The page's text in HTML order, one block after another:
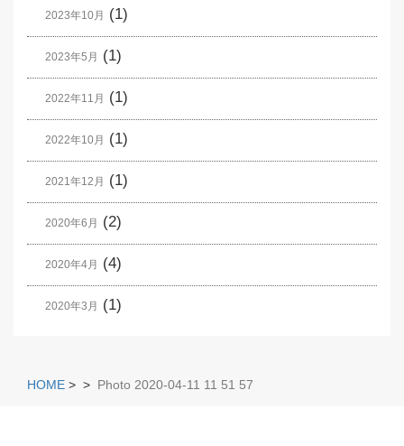
2023年10月 (1)
2023年5月 (1)
2022年11月 (1)
2022年10月 (1)
2021年12月 (1)
2020年6月 (2)
2020年4月 (4)
2020年3月 (1)
HOME > > Photo 2020-04-11 11 51 57